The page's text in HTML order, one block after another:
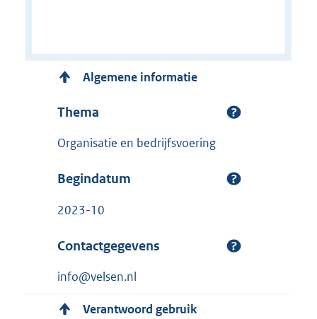
Algemene informatie
Thema
Organisatie en bedrijfsvoering
Begindatum
2023-10
Contactgegevens
info@velsen.nl
Verantwoord gebruik